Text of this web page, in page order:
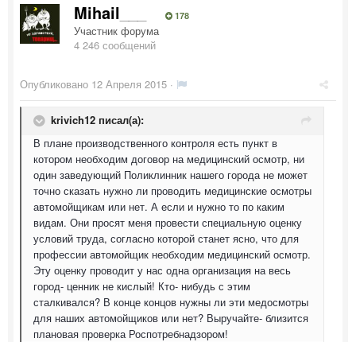
Mihail___ 178
Участник форума
4 246 сообщений
Опубликовано 12 Апреля 2015 ·
krivich12 писал(а):
В плане производственного контроля есть пункт в
котором необходим договор на медицинский осмотр, ни
один заведующий Поликлинник нашего города не может
точно сказать нужно ли проводить медицинские осмотры
автомойщикам или нет. А если и нужно то по каким
видам. Они просят меня провести специальную оценку
условий труда, согласно которой станет ясно, что для
профессии автомойщик необходим медицинский осмотр.
Эту оценку проводит у нас одна организация на весь
город- ценник не кислый! Кто- нибудь с этим
сталкивался? В конце концов нужны ли эти медосмотры
для наших автомойщиков или нет? Выручайте- близится
плановая проверка Роспотребнадзором!